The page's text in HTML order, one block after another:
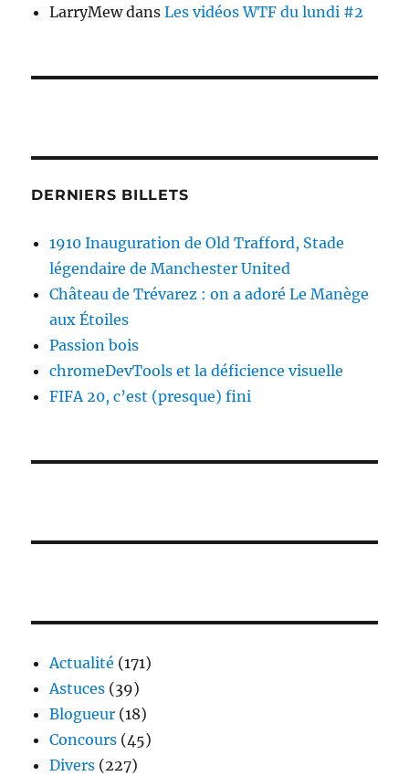
LarryMewdansLes vidéos WTF du lundi #2
DERNIERS BILLETS
1910 Inauguration de Old Trafford, Stade
légendaire de Manchester United
Château de Trévarez : on a adoré Le Manège
aux Étoiles
Passion bois
chromeDevTools et la déficience visuelle
FIFA 20, c’est (presque) fini
Actualité (171)
Astuces (39)
Blogueur (18)
Concours (45)
Divers (227)